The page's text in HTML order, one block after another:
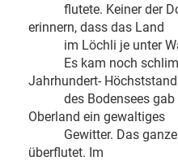
flutete. Keiner der
erinnern, dass das Land
im Löchli je unter
Es kam noch
Jahrhundert- Höchststand
des Bodensees gab
Oberland ein gewaltiges
Gewitter. Das ganze
überflutet. Im